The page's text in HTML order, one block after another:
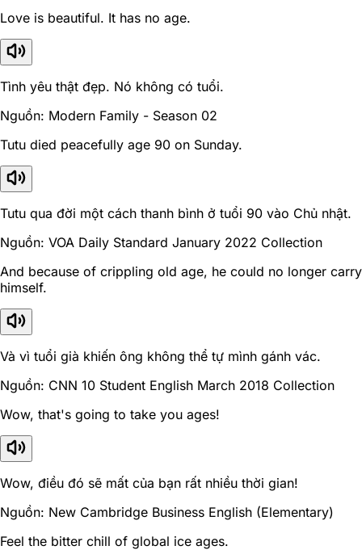
Love is beautiful. It has no age.
Tình yêu thật đẹp. Nó không có tuổi.
Nguồn: Modern Family - Season 02
Tutu died peacefully age 90 on Sunday.
Tutu qua đời một cách thanh bình ở tuổi 90 vào Chủ nhật.
Nguồn: VOA Daily Standard January 2022 Collection
And because of crippling old age, he could no longer carry
himself.
Và vì tuổi già khiến ông không thể tự mình gánh vác.
Nguồn: CNN 10 Student English March 2018 Collection
Wow, that's going to take you ages!
Wow, điều đó sẽ mất của bạn rất nhiều thời gian!
Nguồn: New Cambridge Business English (Elementary)
Feel the bitter chill of global ice ages.